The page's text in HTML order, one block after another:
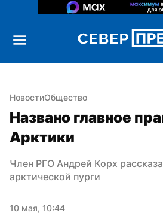
НовостиОбщество
Названо главное
Арктики
Член РГО Андрей Корх
арктической пурги
10 мая, 10:44